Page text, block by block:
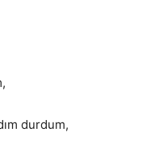
durdum,